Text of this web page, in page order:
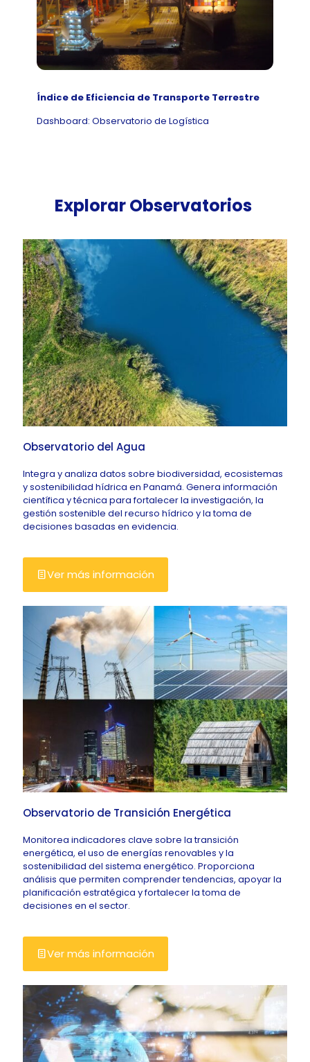
Índice de Eficiencia de Transporte Terrestre
Dashboard: Observatorio de Logística
Explorar Observatorios
Observatorio del Agua
Integra y analiza datos sobre biodiversidad, ecosistemas
y sostenibilidad hídrica en Panamá. Genera información
científica y técnica para fortalecer la investigación, la
gestión sostenible del recurso hídrico y la toma de
decisiones basadas en evidencia.
Ver más información
Observatorio de Transición Energética
Monitorea indicadores clave sobre la transición
energética, el uso de energías renovables y la
sostenibilidad del sistema energético. Proporciona
análisis que permiten comprender tendencias, apoyar la
planificación estratégica y fortalecer la toma de
decisiones en el sector.
Ver más información